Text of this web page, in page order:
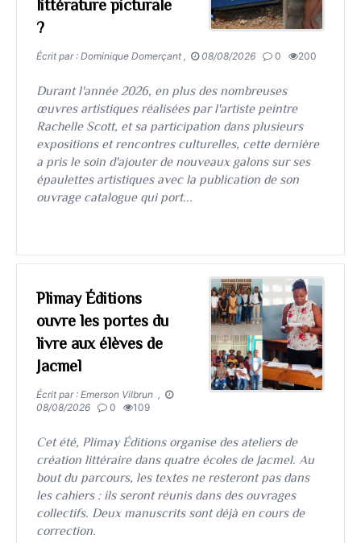
littérature picturale
?
Écrit par : Dominique Domerçant , 08/08/2026 0 200
​​​​​​​Durant l'année 2026, en plus des nombreuses
œuvres artistiques réalisées par l'artiste peintre
Rachelle Scott, et sa participation dans plusieurs
expositions et rencontres culturelles, cette dernière
a pris le soin d'ajouter de nouveaux galons sur ses
épaulettes artistiques avec la publication de son
ouvrage catalogue qui port...
Plimay Éditions
ouvre les portes du
livre aux élèves de
Jacmel
Écrit par : Emerson Vilbrun ,
08/08/2026
0 109
Cet été, Plimay Éditions organise des ateliers de
création littéraire dans quatre écoles de Jacmel. Au
bout du parcours, les textes ne resteront pas dans
les cahiers : ils seront réunis dans des ouvrages
collectifs. Deux manuscrits sont déjà en cours de
correction.